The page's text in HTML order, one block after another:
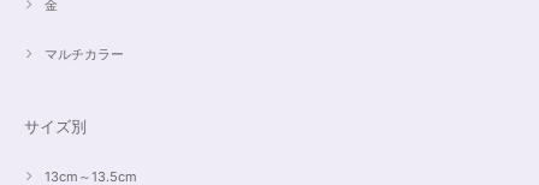
金
マルチカラー
サイズ別
13cm～13.5cm